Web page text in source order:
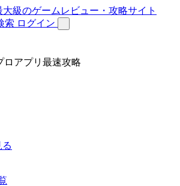
索 ログイン
ロアプリ最速攻略